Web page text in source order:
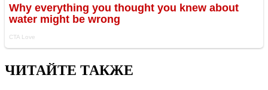
ЧИТАЙТЕ ТАКЖЕ